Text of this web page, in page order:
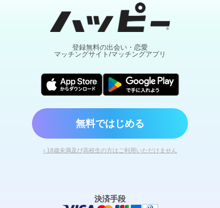
登録無料の出会い・恋愛
マッチングサイト/マッチングアプリ
無料ではじめる
› 18歳未満及び高校生の方はご利用いただけません
決済手段